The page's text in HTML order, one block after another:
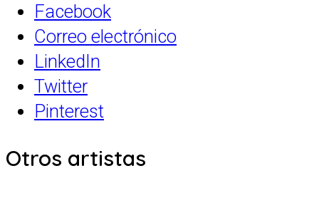
Facebook
Correo electrónico
LinkedIn
Twitter
Pinterest
Otros artistas